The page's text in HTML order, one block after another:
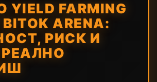
FARMING
ARENA:
РИСК И